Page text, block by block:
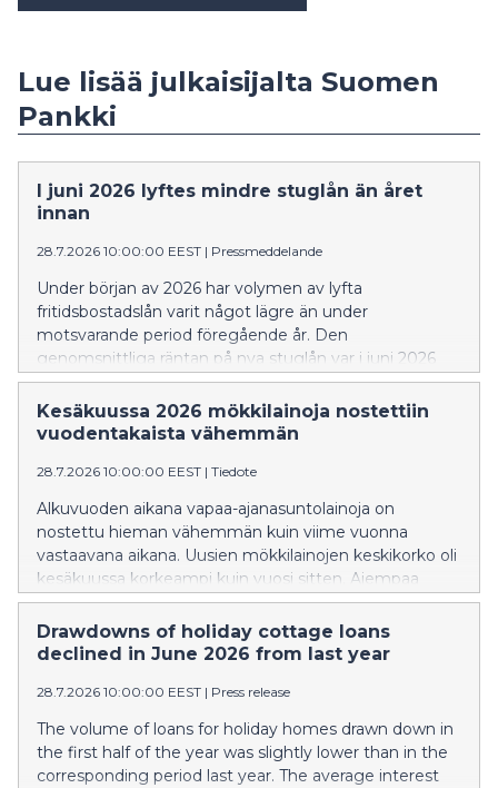
Lue lisää julkaisijalta Suomen
Pankki
I juni 2026 lyftes mindre stuglån än året
innan
28.7.2026 10:00:00 EEST | Pressmeddelande
Under början av 2026 har volymen av lyfta
fritidsbostadslån varit något lägre än under
motsvarande period föregående år. Den
genomsnittliga räntan på nya stuglån var i juni 2026
högre än för ett år sedan. En större andel av de nya
stuglånen än tidigare var bundna till tre eller sex
månaders Euribor.
Kesäkuussa 2026 mökkilainoja nostettiin
vuodentakaista vähemmän
28.7.2026 10:00:00 EEST | Tiedote
Alkuvuoden aikana vapaa-ajanasuntolainoja on
nostettu hieman vähemmän kuin viime vuonna
vastaavana aikana. Uusien mökkilainojen keskikorko oli
kesäkuussa korkeampi kuin vuosi sitten. Aiempaa
suurempi osa uusista mökkilainoista sidottiin 3 tai 6
kuukauden euriborkorkoon.
Drawdowns of holiday cottage loans
declined in June 2026 from last year
28.7.2026 10:00:00 EEST | Press release
The volume of loans for holiday homes drawn down in
the first half of the year was slightly lower than in the
corresponding period last year. The average interest